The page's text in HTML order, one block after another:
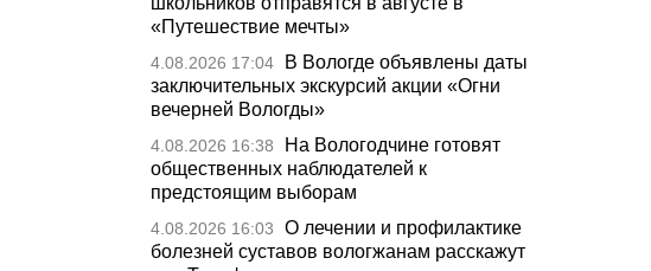
«Путешествие мечты»
4.08.2026 17:04
В Вологде объявлены даты
заключительных экскурсий акции «Огни
вечерней Вологды»
4.08.2026 16:38
На Вологодчине готовят
общественных наблюдателей к
предстоящим выборам
4.08.2026 16:03
О лечении и профилактике
болезней суставов вологжанам расскажут